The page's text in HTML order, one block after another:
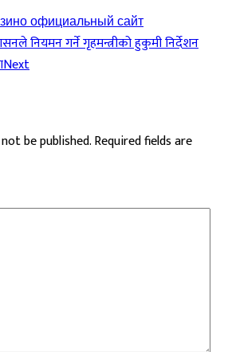
официальный сайт
नियमन गर्ने गृहमन्त्रीको हुकुमी निर्देशन
Next
be published.Required fields are